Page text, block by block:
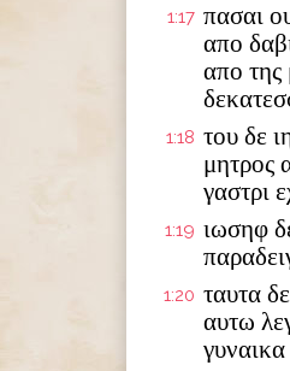
1:17 πασαι
απο
απο της
1:18 του δε
μητρος
γαστρι
1:19 ιωσηφ
1:20 ταυτα
αυτω